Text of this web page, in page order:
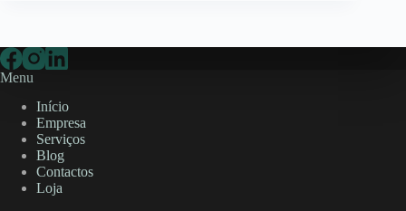
Menu
Início
Empresa
Serviços
Blog
Contactos
Loja